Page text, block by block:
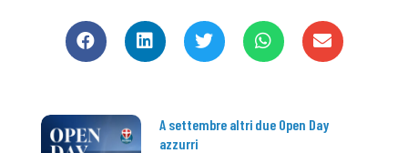
A settembre altri due Open Day
azzurri